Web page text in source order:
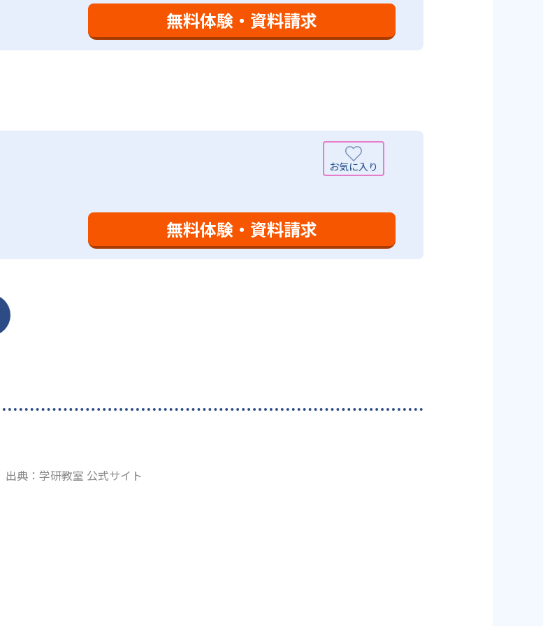
度が早い子供は先取り学習も可能だ。
30～50分程度と設定している。この時間設定は、子どもが集中して学習でき
ことに由来するものだ。この限界を超えて勉強しても学習の効果は上がらな
教育相談、保護者とのコミュニケーションにも対応している。
いる。人と人との触れ合いの中で学びを深めることにより、知・情・意のバ
いる分、生徒によっては物足りなく感じる可能性がある点だろう。相性が気
無料体験・資料請求
無料体験・資料請求
出典：学研教室 公式サイト